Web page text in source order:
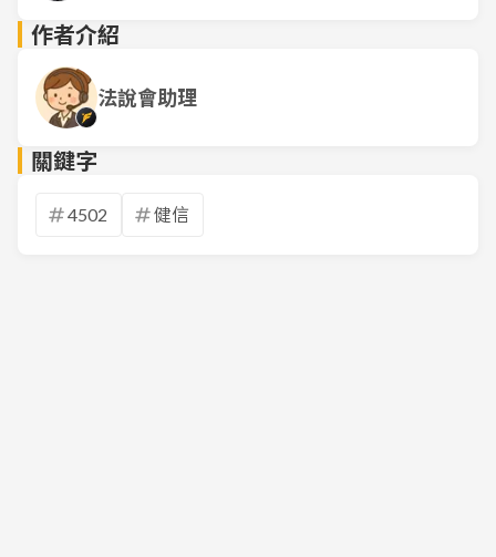
作者介紹
法說會助理
關鍵字
4502 健信